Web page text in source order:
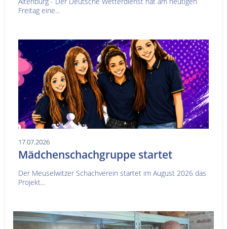
Freitag eine...
17.07.2026
Mädchenschachgruppe startet
Der Meuselwitzer Schachverein startet im August 2026 das
Projekt...